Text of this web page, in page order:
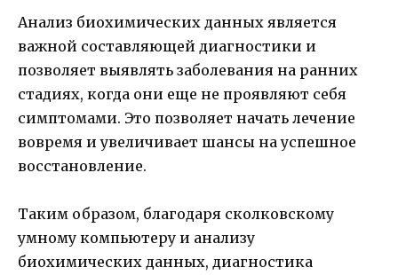
Анализ биохимических данных является
важной составляющей диагностики и
позволяет выявлять заболевания на ранних
стадиях, когда они еще не проявляют себя
симптомами. Это позволяет начать лечение
вовремя и увеличивает шансы на успешное
восстановление.
Таким образом, благодаря сколковскому
умному компьютеру и анализу
биохимических данных, диагностика